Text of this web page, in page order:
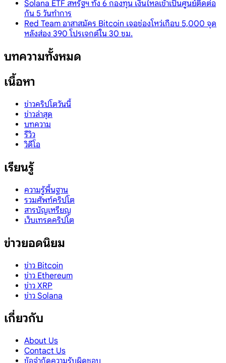
Solana ETF สหรัฐฯ ทั้ง 6 กองทุน เงินไหลเข้าเป็นศูนย์ติดต่อ
กัน 5 วันทำการ
Red Team อาสาสมัคร Bitcoin เจอช่องโหว่เกือบ 5,000 จุด
หลังส่อง 390 โปรเจกต์ใน 30 ชม.
บทความทั้งหมด
เนื้อหา
ข่าวคริปโตวันนี้
ข่าวล่าสุด
บทความ
รีวิว
วิดีโอ
เรียนรู้
ความรู้พื้นฐาน
รวมศัพท์คริปโต
สารบัญเหรียญ
เว็บเทรดคริปโต
ข่าวยอดนิยม
ข่าว Bitcoin
ข่าว Ethereum
ข่าว XRP
ข่าว Solana
เกี่ยวกับ
About Us
Contact Us